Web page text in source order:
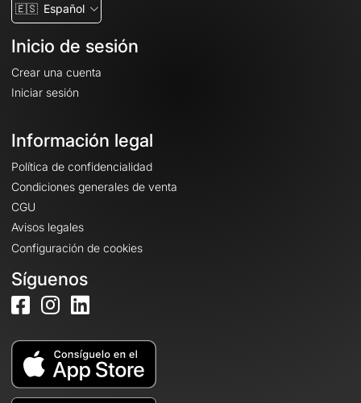
🇪🇸 Español
Inicio de sesión
Crear una cuenta
Iniciar sesión
Información legal
Política de confidencialidad
Condiciones generales de venta
CGU
Avisos legales
Configuración de cookies
Síguenos